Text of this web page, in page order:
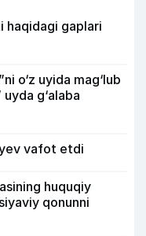
haqidagi gaplari
o‘z uyida mag‘lub
g‘alaba
vafot etdi
huquqiy
qonunni